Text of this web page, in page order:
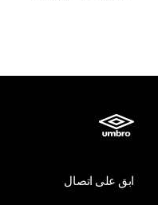
ابق على اتصال